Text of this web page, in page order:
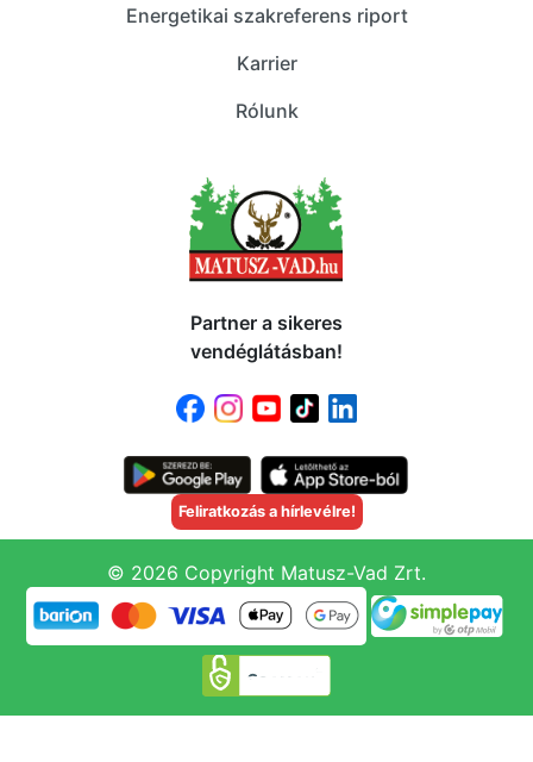
Energetikai szakreferens riport
Karrier
Rólunk
Partner a sikeres
vendéglátásban!
Feliratkozás a hírlevélre!
© 2026 Copyright Matusz-Vad Zrt.